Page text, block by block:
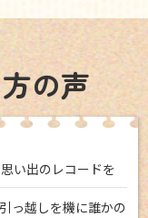
の声
い出のレコードを
っ越しを機に誰かの